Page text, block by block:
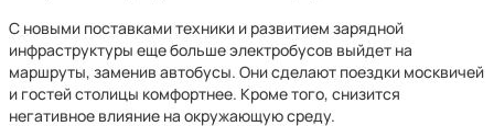
С новыми поставками техники и развитием зарядной
инфраструктуры еще больше электробусов выйдет на
маршруты, заменив автобусы. Они сделают поездки москвичей
и гостей столицы комфортнее. Кроме того, снизится
негативное влияние на окружающую среду.